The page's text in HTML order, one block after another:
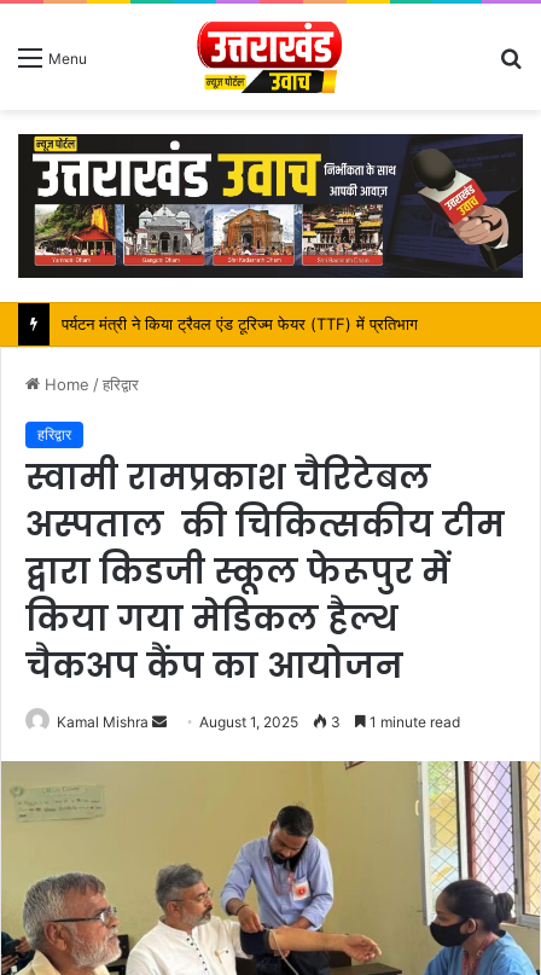
Menu
महापौर शंभू पासवान के जन्मदिवस पर क्षेत्र में विकास की सौगात
Home /हरिद्वार
हरिद्वार
स्वामी रामप्रकाश चैरिटेबल
अस्पताल की चिकित्सकीय टीम
द्वारा किडजी स्कूल फेरूपुर में
किया गया मेडिकल हैल्थ
चैकअप कैंप का आयोजन
Kamal Mishra
SendAugust 1, 2025 3 1 minute read